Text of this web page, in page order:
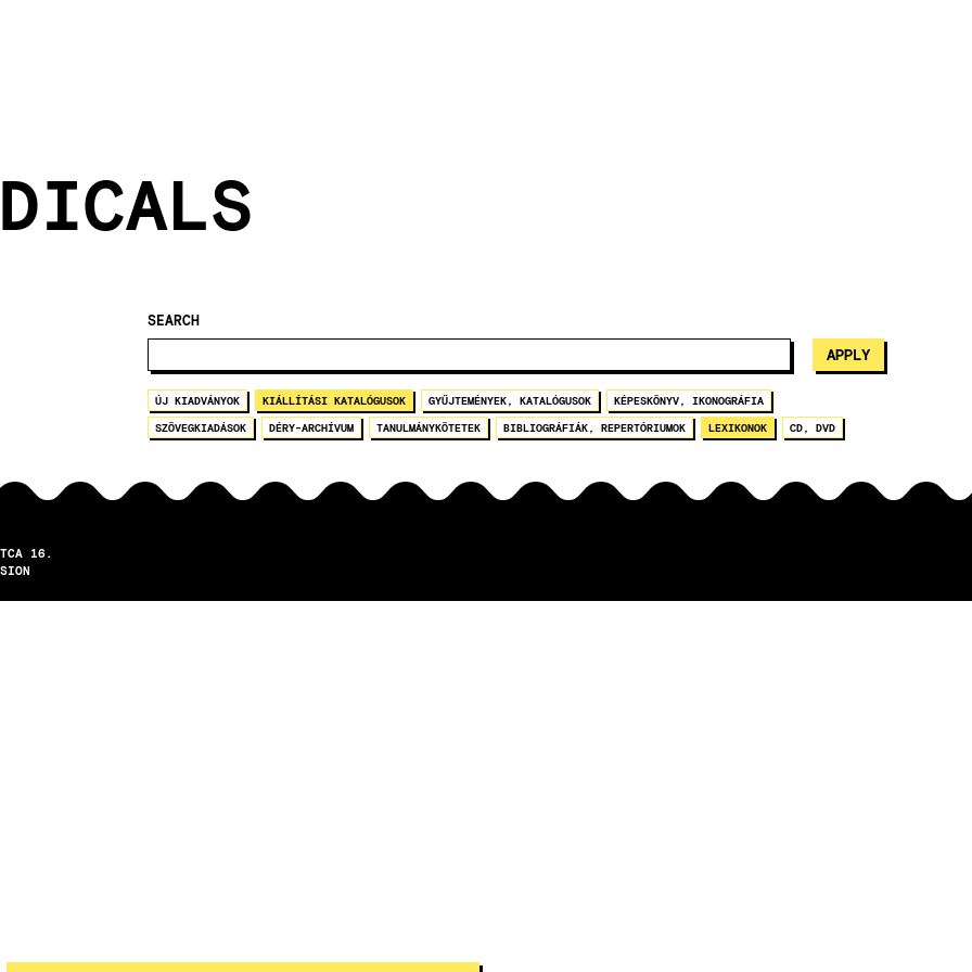
SEARCH
ÚJ KIADVÁNYOK KIÁLLÍTÁSI KATALÓGUSOK GYŰJTEMÉNYEK, KATALÓGUSOK KÉPESKÖNYV, IKONOGRÁFIA
SZÖVEGKIADÁSOK DÉRY-ARCHÍVUM TANULMÁNYKÖTETEK BIBLIOGRÁFIÁK, REPERTÓRIUMOK LEXIKONOK CD, DVD
16.